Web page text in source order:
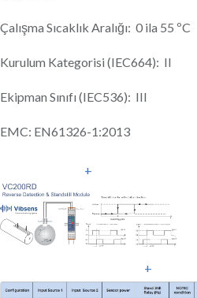
Çalışma Sıcaklık Aralığı: 0 ila 55 ºC
Kurulum Kategorisi (IEC664): II
Ekipman Sınıfı (IEC536): III
EMC: EN61326-1:2013
+
+